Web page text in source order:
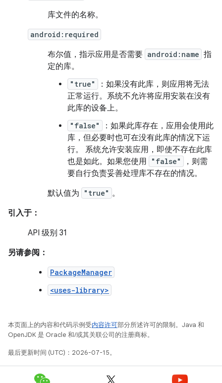
库文件的名称。
android:required
布尔值，指示应用是否需要 android:name 指
定的库。
"true"
：如果没有此库，则应用将无法
正常运行。系统不允许将应用安装在没有
此库的设备上。
"false"
：如果此库存在，应用会使用此
库，但必要时也可在没有此库的情况下运
行。 系统允许安装应用，即使不存在此库
也是如此。如果您使用
"false"
，则需
要自行负责妥善处理库不存在的情况。
默认值为
"true" 。
引入于：
API 级别 31
另请参阅：
PackageManager
<uses-library>
本页面上的内容和代码示例受内容许可部分所述许可的限制。Java 和
OpenJDK 是 Oracle 和/或其关联公司的注册商标。
最后更新时间 (UTC)：2026-07-15。